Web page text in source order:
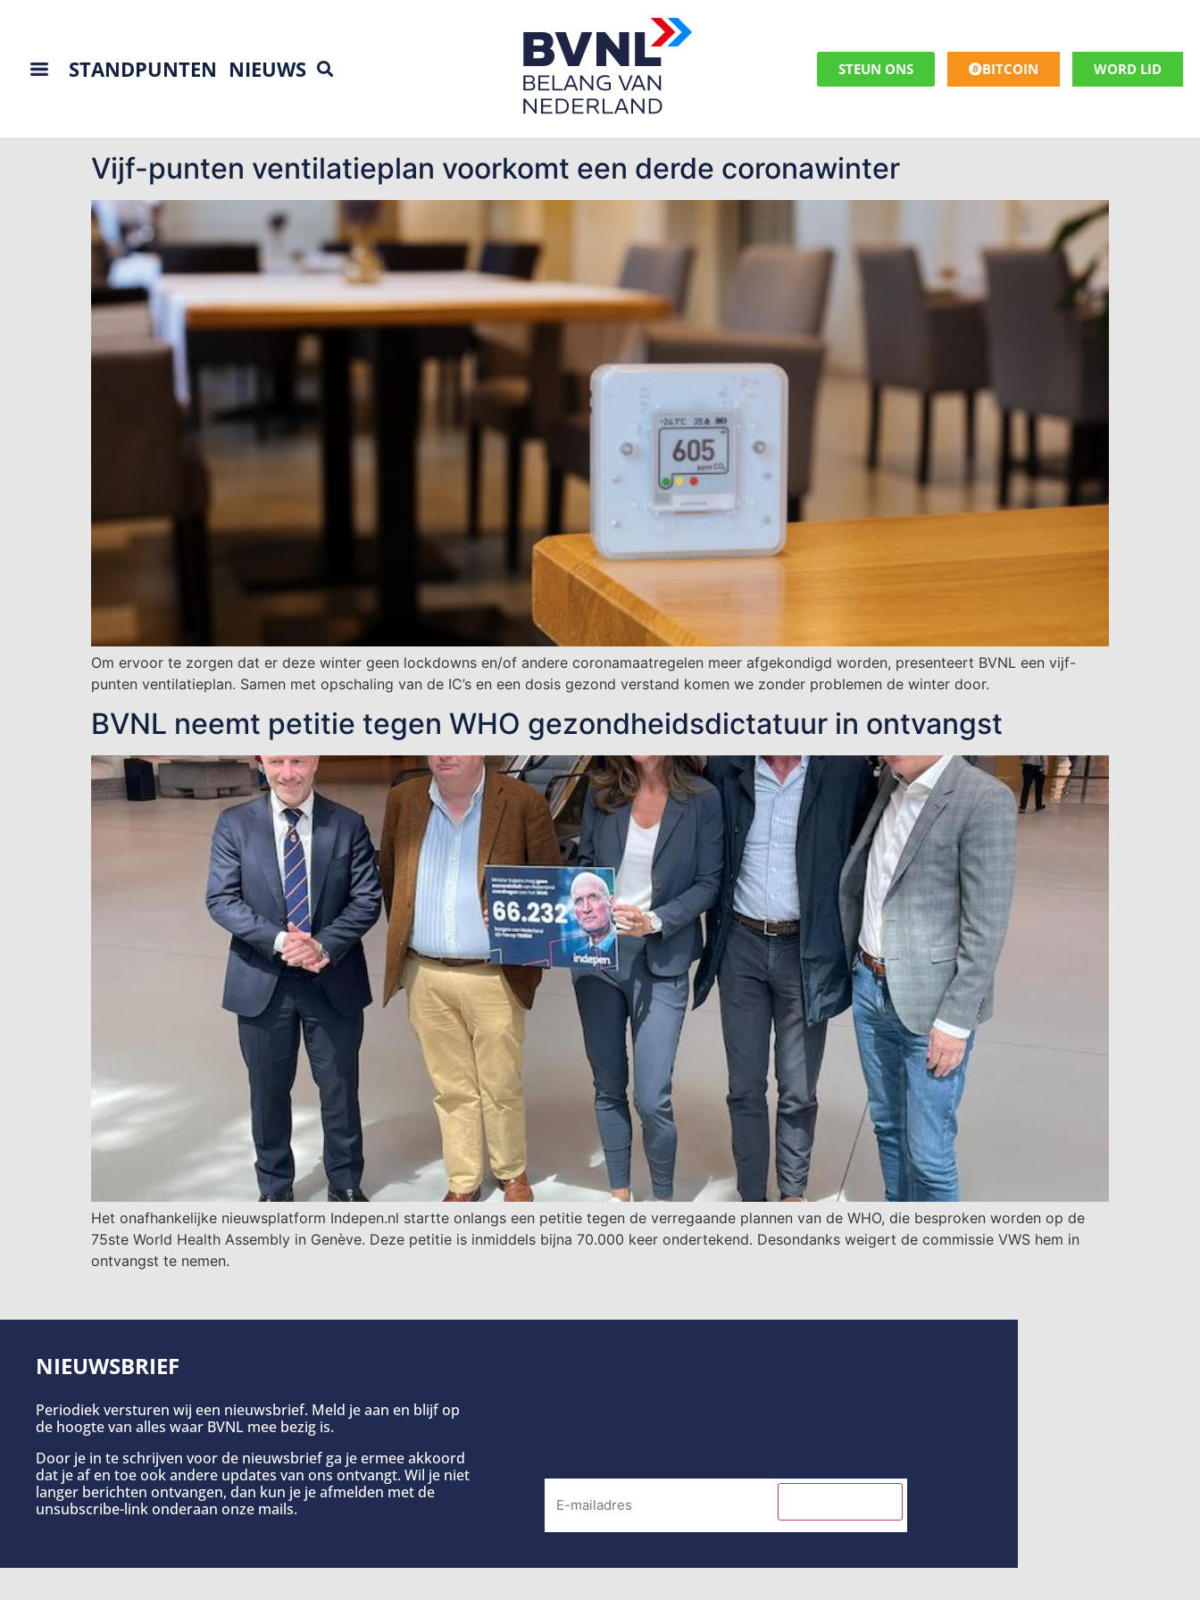
STANDPUNTEN NIEUWS STEUN ONS BITCOIN WORD LID
Vijf-punten ventilatieplan voorkomt een derde coronawinter
Om ervoor te zorgen dat er deze winter geen lockdowns en/of andere coronamaatregelen meer afgekondigd worden, presenteert BVNL een vijf-
punten ventilatieplan. Samen met opschaling van de IC’s en een dosis gezond verstand komen we zonder problemen de winter door.
BVNL neemt petitie tegen WHO gezondheidsdictatuur in ontvangst
Het onafhankelijke nieuwsplatform Indepen.nl startte onlangs een petitie tegen de verregaande plannen van de WHO, die besproken worden op de
75ste World Health Assembly in Genève. Deze petitie is inmiddels bijna 70.000 keer ondertekend. Desondanks weigert de commissie VWS hem in
ontvangst te nemen.
NIEUWSBRIEF
Periodiek versturen wij een nieuwsbrief. Meld je aan en blijf op
de hoogte van alles waar BVNL mee bezig is.
Door je in te schrijven voor de nieuwsbrief ga je ermee akkoord
dat je af en toe ook andere updates van ons ontvangt. Wil je niet
langer berichten ontvangen, dan kun je je afmelden met de
unsubscribe-link onderaan onze mails.